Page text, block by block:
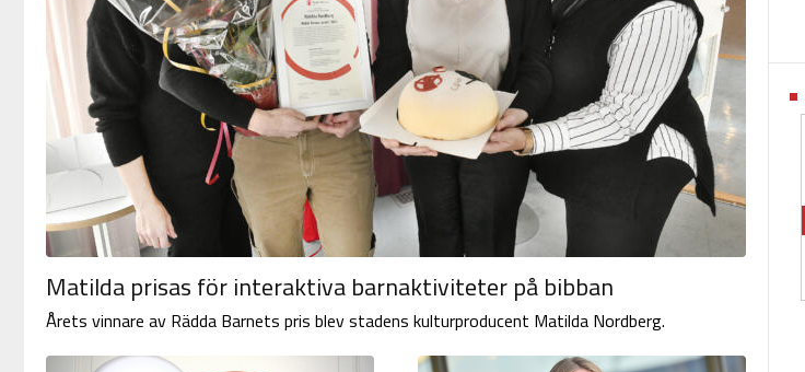
Matilda prisas för interaktiva barnaktiviteter på bibban
Årets vinnare av Rädda Barnets pris blev stadens kulturproducent Matilda Nordberg.